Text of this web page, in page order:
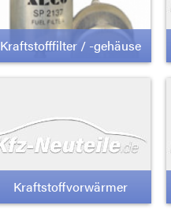
Kraftstofffilter / -gehäuse
Kraftstoffvorwärmer